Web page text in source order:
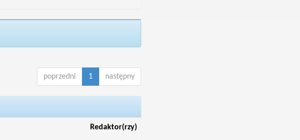
poprzedni 1 następny
Redaktor(rzy)